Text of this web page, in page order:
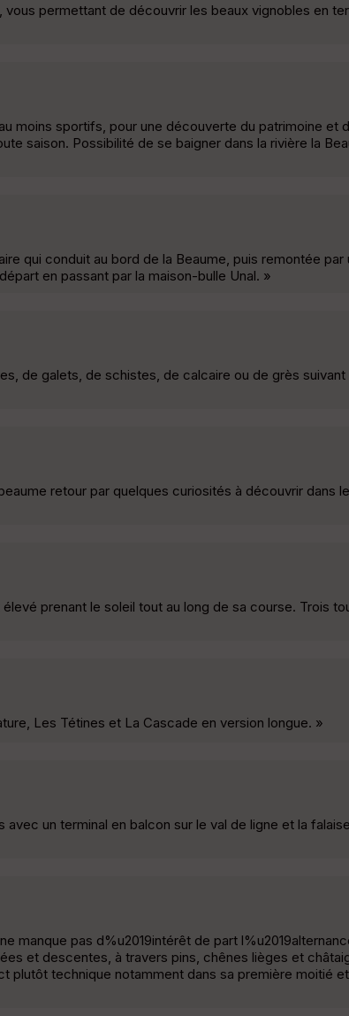
permettant de découvrir les beaux vignobles en
moins sportifs, pour une découverte du patrimoine et
saison. Possibilité de se baigner dans la rivière la
qui conduit au bord de la Beaume, puis remontée par
en passant par la maison-bulle Unal. »
de galets, de schistes, de calcaire ou de grès suivant
retour par quelques curiosités à découvrir dans
prenant le soleil tout au long de sa course. Trois
Les Tétines et La Cascade en version longue. »
un terminal en balcon sur le val de ligne et la
manque pas d%u2019intérêt de part
et descentes, à travers pins, chênes lièges et
plutôt technique notamment dans sa première moitié